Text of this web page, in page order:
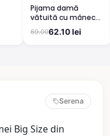
Pijama damă
vătuită cu mânecă
lungă și pantaloni
lungi din bumbac,
69.0062.10 lei
Serena
Big Size din